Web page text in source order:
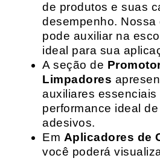
de produtos e suas
desempenho. Nossa
pode auxiliar na
ideal para sua
A seção de
Limpadores
auxiliares essenciais
performance ideal
adesivos.
Em Aplicadores de
você poderá